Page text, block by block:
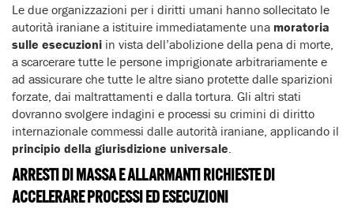
Le due organizzazioni per i diritti umani hanno sollecitato le
autorità iraniane a istituire immediatamente una moratoria
sulle esecuzioni in vista dell’abolizione della pena di morte,
a scarcerare tutte le persone imprigionate arbitrariamente e
ad assicurare che tutte le altre siano protette dalle sparizioni
forzate, dai maltrattamenti e dalla tortura. Gli altri stati
dovranno svolgere indagini e processi su crimini di diritto
internazionale commessi dalle autorità iraniane, applicando il
principio della giurisdizione universale
ARRESTI DI MASSA E ALLARMANTI RICHIESTE DI
ACCELERARE PROCESSI ED ESECUZIONI